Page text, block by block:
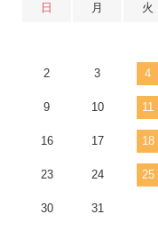
日 月 火
2 3 4
9 10 11
16 17 18
23 24 25
30 31